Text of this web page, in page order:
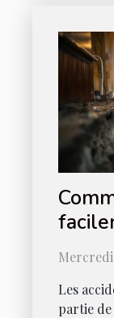
chez
Mercredi
Les
partie